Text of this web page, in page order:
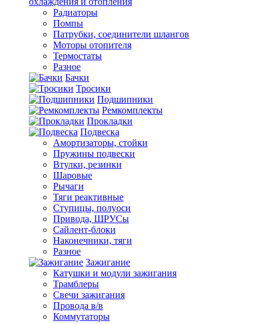
Радиаторы
Помпы
Патрубки, соединители шлангов
Моторы отопителя
Термостаты
Разное
Бачки
Тросики
Подшипники
Ремкомплекты
Прокладки
Подвеска
Амортизаторы, стойки
Пружины подвески
Втулки, резинки
Шаровые
Рычаги
Тяги реактивные
Ступицы, полуоси
Привода, ШРУСы
Сайлент-блоки
Наконечники, тяги
Разное
Зажигание
Катушки и модули зажигания
Трамблеры
Свечи зажигания
Провода в/в
Коммутаторы